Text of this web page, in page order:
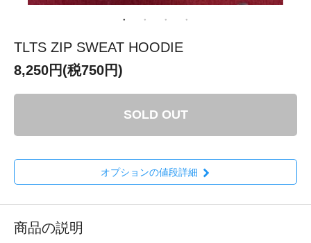
TLTS ZIP SWEAT HOODIE
8,250円(税750円)
SOLD OUT
オプションの値段詳細
商品の説明